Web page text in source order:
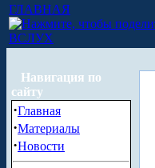
ГЛАВНАЯ
ВСЛУХ
Навигация по
сайту
·Главная
·Материалы
·Новости